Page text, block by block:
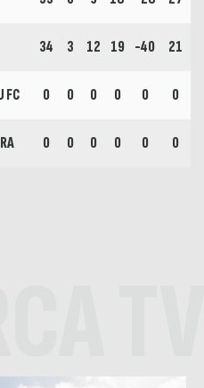
34 3 12 19 -40 21
FC 0 0 0 0 0 0
0 0 0 0 0 0